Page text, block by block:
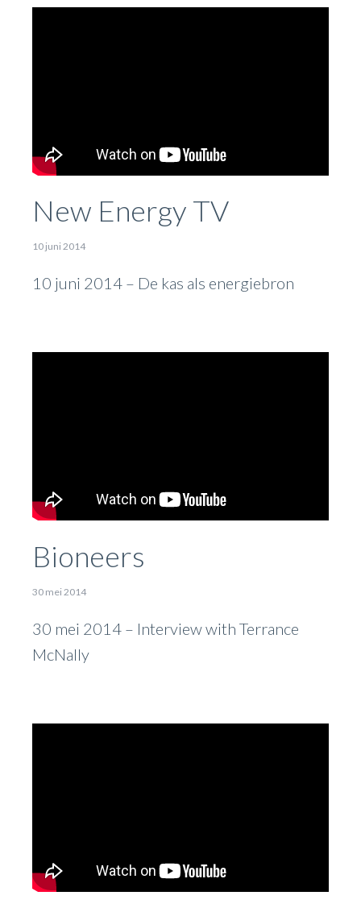
New Energy TV
10 juni 2014
10 juni 2014 – De kas als energiebron
Bioneers
30 mei 2014
30 mei 2014 – Interview with Terrance
McNally